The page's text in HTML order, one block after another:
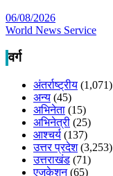
06/08/2026
World News Service
वर्ग
अंतर्राष्ट्रीय (1,071)
अन्य (45)
अभिनेता (15)
अभिनेत्री (25)
आश्चर्य (137)
उत्तर प्रदेश(3,253)
उत्तराखंड (71)
एजुकेशन(65)